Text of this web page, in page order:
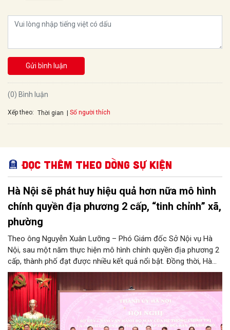
Gửi bình luận
(0) Bình luận
Xếp theo: Thời gian Số người thích
Đọc thêm Theo dòng sự kiện
Hà Nội sẽ phát huy hiệu quả hơn nữa mô hình
chính quyền địa phương 2 cấp, “tinh chỉnh” xã,
phường
Theo ông Nguyễn Xuân Lưỡng – Phó Giám đốc Sở Nội vụ Hà
Nội, sau một năm thực hiện mô hình chính quyền địa phương 2
cấp, thành phố đạt được nhiều kết quả nổi bật. Đồng thời, Hà
Nội đang nghiên cứu, thực hiện đúng tinh thần chỉ đạo của
Trung ương để tiếp tục tinh chỉnh xã, phường, đảm bảo mô hình
chính quyền địa phương 2 cấp của Hà Nội phát huy hiệu quả
hơn nữa trong giai đoạn mới.